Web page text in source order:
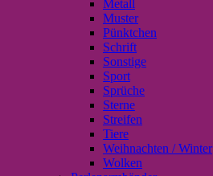
Metall
Muster
Pünktchen
Schrift
Sonstige
Sport
Sprüche
Sterne
Streifen
Tiere
Weihnachten / Winter
Wolken